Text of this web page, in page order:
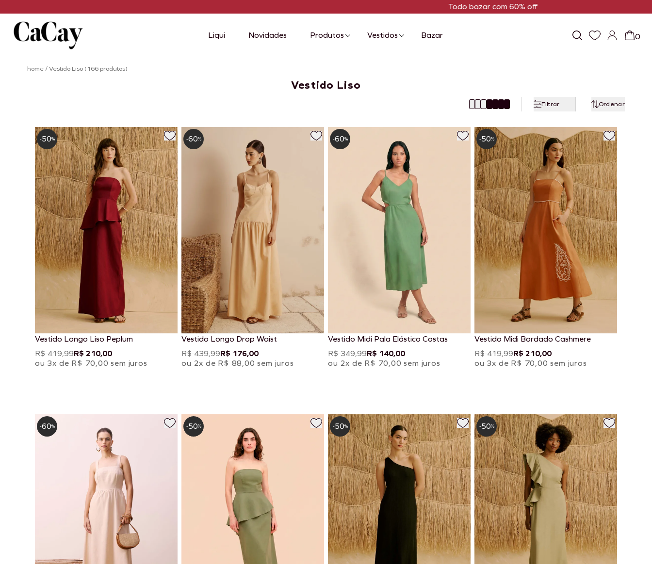
Liqui Novidades Produtos Vestidos Bazar 0
home/Vestido Liso (166 produtos)
Vestido Liso
Filtrar Ordenar
Vestido Longo Liso Peplum
R$ 419,99R$ 210,00
ou 3x de R$ 70,00 sem juros
-50%
Vestido Longo Drop Waist
R$ 439,99R$ 176,00
ou 2x de R$ 88,00 sem juros
-60%
Vestido Midi Pala Elástico Costas
R$ 349,99R$ 140,00
ou 2x de R$ 70,00 sem juros
-60%
Vestido Midi Bordado Cashmere
R$ 419,99R$ 210,00
ou 3x de R$ 70,00 sem juros
-50%
-60% -50% -50% -50%